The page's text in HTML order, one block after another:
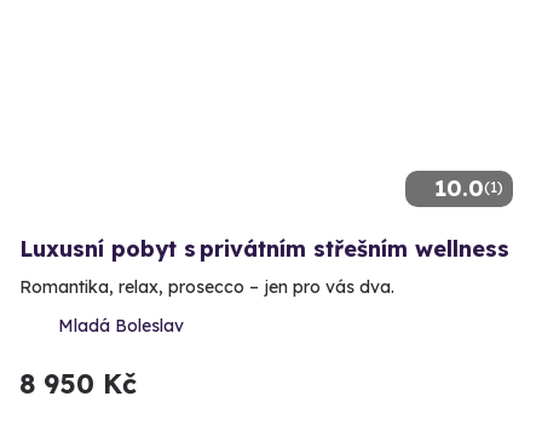
10.0(1)
Luxusní pobyt s privátním střešním wellness
Romantika, relax, prosecco – jen pro vás dva.
Mladá Boleslav
8 950 Kč